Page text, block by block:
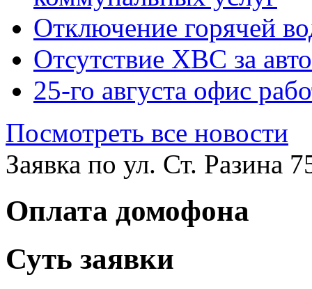
Отключение горячей
Отсутствие ХВС за
25-го августа офис
Посмотреть все новости
Заявка по ул. Ст. Разина
Оплата домофона
Суть заявки